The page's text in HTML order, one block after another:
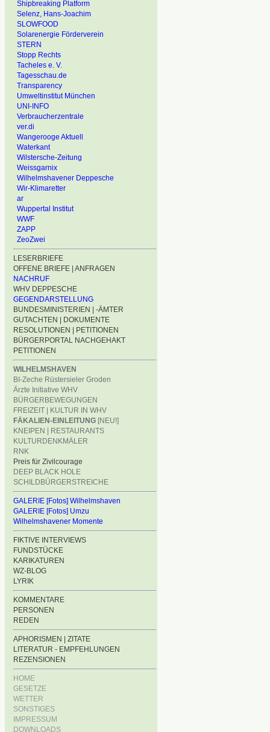
Shipbreaking Platform
Selenz, Hans-Joachim
SLOWFOOD
Solarenergie Förderverein
STERN
Stopp Rechts
Tacheles e. V.
Tagesschau.de
Transparency
Umweltinstitut München
UNI-INFO
Verbraucherzentrale
ver.di
Wangerooge Aktuell
Waterkant
Wilstersche-Zeitung
Weissgarnix
Wilhelmshavener Deppesche
Wir-Klimaretter
ar
Wuppertal Institut
WWF
ZAPP
ZeoZwei
LESERBRIEFE
OFFENE BRIEFE | ANFRAGEN
NACHRUF
WHV DEPPESCHE
GEGENDARSTELLUNG
BUNDESMINISTERIEN | -ÄMTER
GUTACHTEN | DOKUMENTE
RESOLUTIONEN | PETITIONEN
BÜRGERPORTAL NACHGEHAKT
PETITIONEN
WILHELMSHAVEN
BI-Zeche Rüstersieler Groden
Ärzte Initiative WHV
BÜRGERBEWEGUNGEN
FREIZEIT | KULTUR IN WHV
FÄKALIEN-EINLEITUNG [NEU!]
KNEIPEN | RESTAURANTS
KULTURDENKMÄLER
RNK
Preis für Zivilcourage
DEEP BLACK HOLE
SCHILDBÜRGERSTREICHE
GALERIE [Fotos] Wilhelmshaven
GALERIE [Fotos] Umzu
Wilhelmshavener Momente
FIKTIVE INTERVIEWS
FUNDSTÜCKE
KARIKATUREN
WZ-BLOG
LYRIK
KOMMENTARE
PERSONEN
REDEN
APHORISMEN | ZITATE
LITERATUR - EMPFEHLUNGEN
REZENSIONEN
HOME
GESETZE
WETTER
SONSTIGES
IMPRESSUM
DOWNLOADS